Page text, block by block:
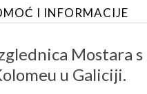
I INFORMACIJE
Mostara
u Galiciji.